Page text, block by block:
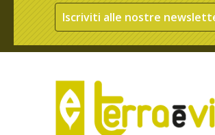
Iscriviti alle nostre